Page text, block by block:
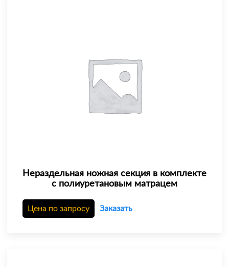
Нераздельная ножная секция в комплекте
с полиуретановым матрацем
Цена по запросу Заказать